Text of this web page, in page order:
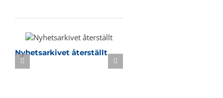
Nyhetsarkivet återställt